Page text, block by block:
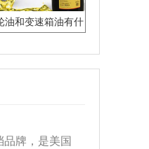
油和变速箱油有什
牌，是美国